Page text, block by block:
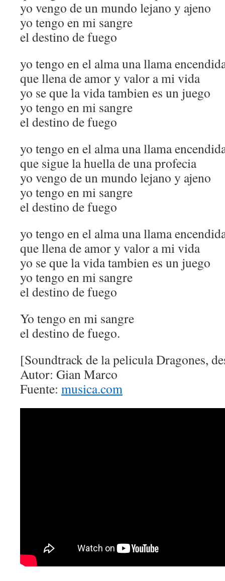
yo vengo de un mundo lejano y ajeno
yo tengo en mi sangre
el destino de fuego
yo tengo en el alma una llama
que llena de amor y valor a mi vida
yo se que la vida tambien es un juego
yo tengo en mi sangre
el destino de fuego
yo tengo en el alma una llama
que sigue la huella de una profecia
yo vengo de un mundo lejano y ajeno
yo tengo en mi sangre
el destino de fuego
yo tengo en el alma una llama
que llena de amor y valor a mi vida
yo se que la vida tambien es un juego
yo tengo en mi sangre
el destino de fuego
Yo tengo en mi sangre
el destino de fuego.
[Soundtrack de la pelicula Dragones,
Autor: Gian Marco
Fuente: musica.com